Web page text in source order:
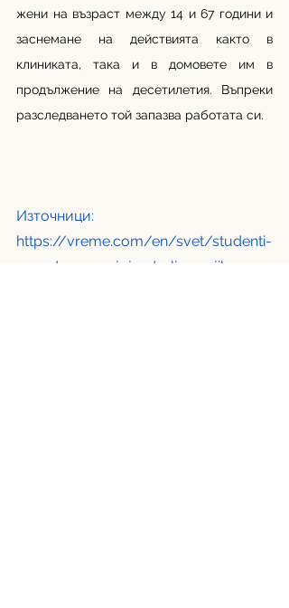
жени на възраст между 14 и 67 години и
заснемане на действията както в
клиниката, така и в домовете им в
продължение на десетилетия. Въпреки
разследването той запазва работата си.
Източници:
https://vreme.com/en/svet/studenti-
navodno-ocenjuju-da-li-su-njihove-